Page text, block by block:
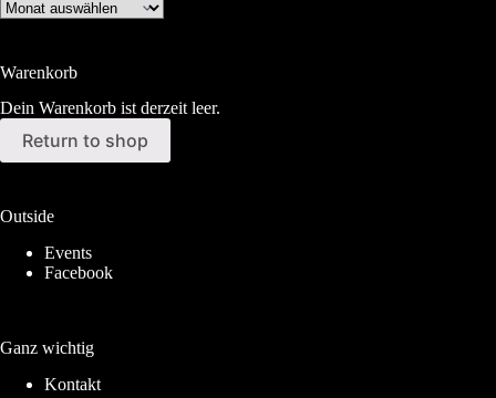
Archiv
Warenkorb
Dein Warenkorb ist derzeit leer.
Return to shop
Outside
Events
Facebook
Ganz wichtig
Kontakt